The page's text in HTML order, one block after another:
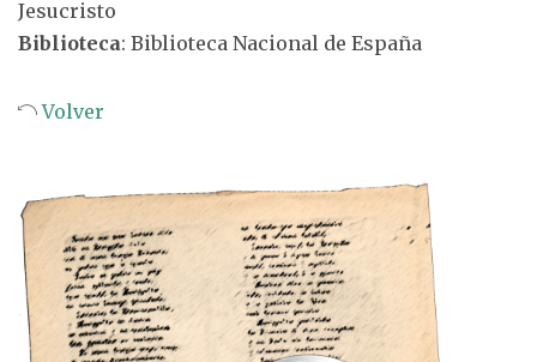
Jesucristo
Biblioteca: Biblioteca Nacional de España
Volver